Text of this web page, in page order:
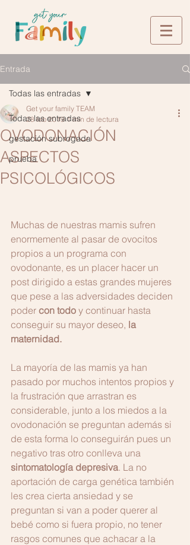
Entrada
Todas las entradas
gestación subrogada
prueba
Todas las entradas
OVODONACIÓN
ASPECTOS
PSICOLÓGICOS
Get your family TEAM
28 feb 2019 1 min de lectura
Muchas de nuestras mamis sufren
enormemente al pasar de ovocitos
propios a un programa con
ovodonante, es un placer hacer un
post dirigido a estas grandes mujeres
que pese a las adversidades deciden
poder con todo y continuar hasta
conseguir su mayor deseo, la
maternidad.
La mayoría de las mamis ya han
pasado por muchos intentos propios y
la frustración que arrastran es
considerable, junto a los miedos a la
ovodonación se preguntan además si
de esta forma lo conseguirán pues un
negativo tras otro conlleva una
sintomatología depresiva. La no
aportación de carga genética también
les crea cierta ansiedad y se
preguntan si van a poder querer al
bebé como si fuera propio, no tener
rasgos comunes que achacar a la